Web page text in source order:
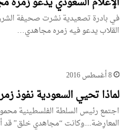
في بادرة تصعيدية نشرت صحيفة الشرق
القلاب يدعو فيه زمره مجاهدي…
8 أغسطس 2016
لماذا تحيي السعودية نفوذ
اجتمع رئيس السلطة الفلسطينية
المعارِضة....وكانت “مجاهدي خلق”